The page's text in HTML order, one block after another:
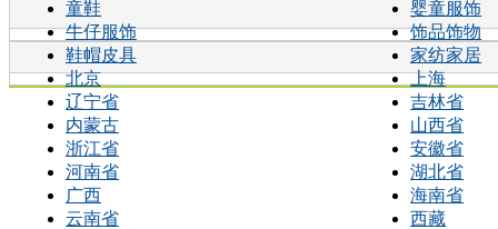
童鞋
婴童服饰
牛仔服饰
饰品饰物
鞋帽皮具
家纺家居
北京
上海
辽宁省
吉林省
内蒙古
山西省
浙江省
安徽省
河南省
湖北省
广西
海南省
云南省
西藏